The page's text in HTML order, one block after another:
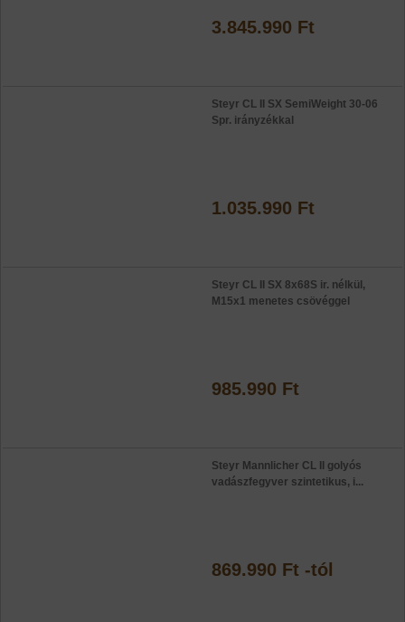
3.845.990 Ft
Steyr CL II SX SemiWeight 30-06
Spr. irányzékkal
1.035.990 Ft
Steyr CL II SX 8x68S ir. nélkül,
M15x1 menetes csövéggel
985.990 Ft
Steyr Mannlicher CL II golyós
vadászfegyver szintetikus, i...
869.990 Ft -tól